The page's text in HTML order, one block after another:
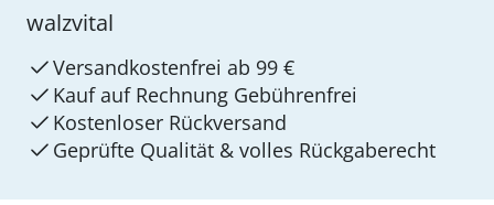
walzvital
Versandkostenfrei ab 99 €
Kauf auf Rechnung Gebührenfrei
Kostenloser Rückversand
Geprüfte Qualität & volles Rückgaberecht